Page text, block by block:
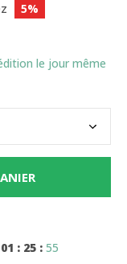
5%
le jour même
01 : 25 : 55